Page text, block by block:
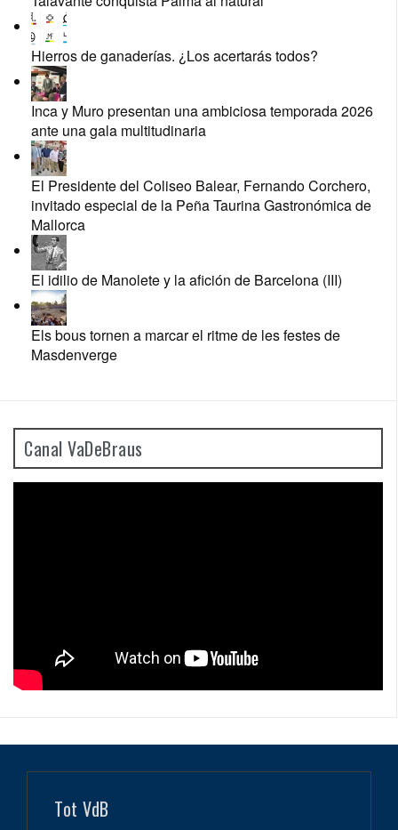
Hierros de ganaderías. ¿Los acertarás todos?
Inca y Muro presentan una ambiciosa temporada 2026
ante una gala multitudinaria
El Presidente del Coliseo Balear, Fernando Corchero,
invitado especial de la Peña Taurina Gastronómica de
Mallorca
El idilio de Manolete y la afición de Barcelona (III)
Els bous tornen a marcar el ritme de les festes de
Masdenverge
Canal VaDeBraus
Tot VdB